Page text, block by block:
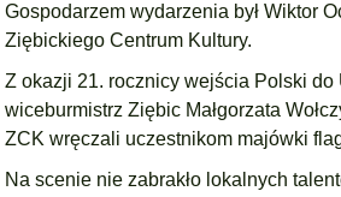
Gospodarzem wydarzenia był Wiktor
Ziębickiego Centrum Kultury.
Z okazji 21. rocznicy wejścia Polski
wiceburmistrz Ziębic Małgorzata
ZCK wręczali uczestnikom majówki
Na scenie nie zabrakło lokalnych